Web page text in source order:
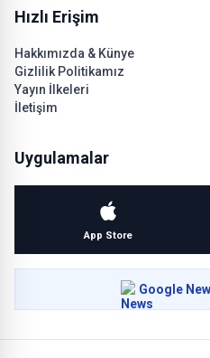
Hızlı Erişim
Hakkımızda & Künye
Gizlilik Politikamız
Yayın İlkeleri
İletişim
Uygulamalar
App Store
Google